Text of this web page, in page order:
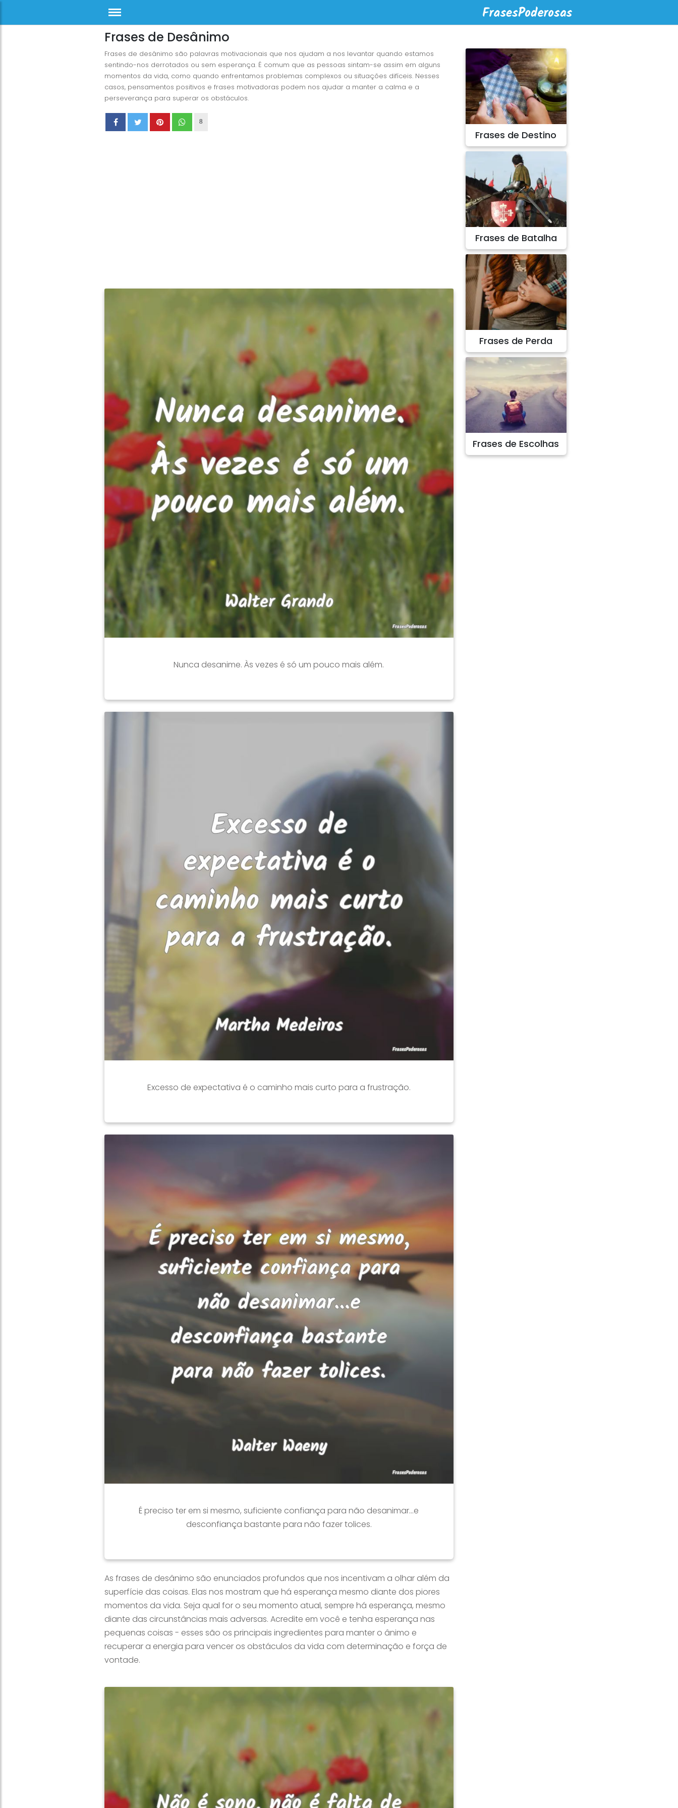
Frases de Desânimo
Frases de desânimo são palavras motivacionais que nos ajudam a nos levantar quando estamos
sentindo-nos derrotados ou sem esperança. É comum que as pessoas sintam-se assim em alguns
momentos da vida, como quando enfrentamos problemas complexos ou situações difíceis. Nesses
casos, pensamentos positivos e frases motivadoras podem nos ajudar a manter a calma e a
perseverança para superar os obstáculos.
8
Nunca desanime. Às vezes é só um pouco mais além.
Excesso de expectativa é o caminho mais curto para a frustração.
É preciso ter em si mesmo, suficiente confiança para não desanimar...e
desconfiança bastante para não fazer tolices.
As frases de desânimo são enunciados profundos que nos incentivam a olhar além da
superfície das coisas. Elas nos mostram que há esperança mesmo diante dos piores
momentos da vida. Seja qual for o seu momento atual, sempre há esperança, mesmo
diante das circunstâncias mais adversas. Acredite em você e tenha esperança nas
pequenas coisas - esses são os principais ingredientes para manter o ânimo e
recuperar a energia para vencer os obstáculos da vida com determinação e força de
vontade.
Frases de Destino
Frases de Batalha
Frases de Perda
Frases de Escolhas